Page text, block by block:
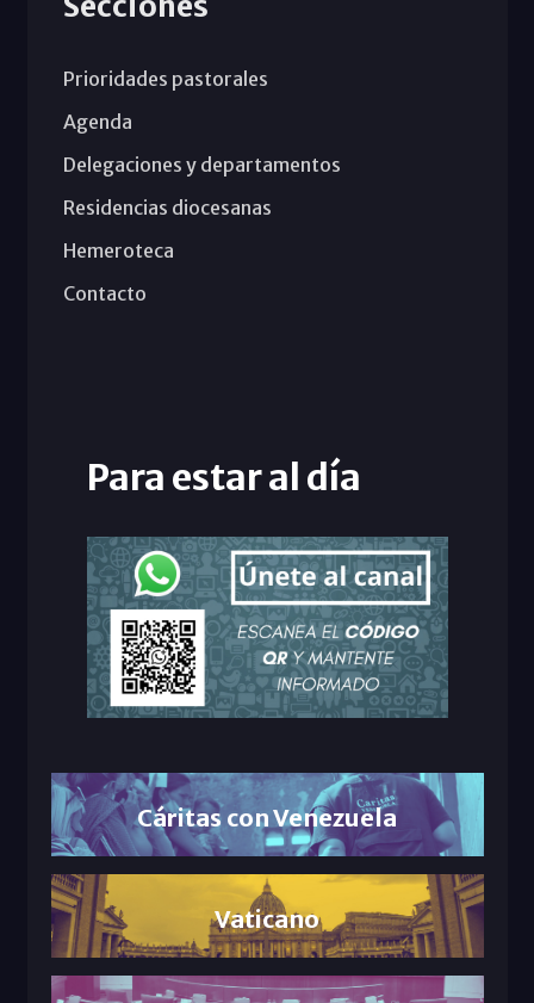
Prioridades pastorales
Agenda
Delegaciones y departamentos
Residencias diocesanas
Hemeroteca
Contacto
Para estar al día
Cáritas con Venezuela
Vaticano